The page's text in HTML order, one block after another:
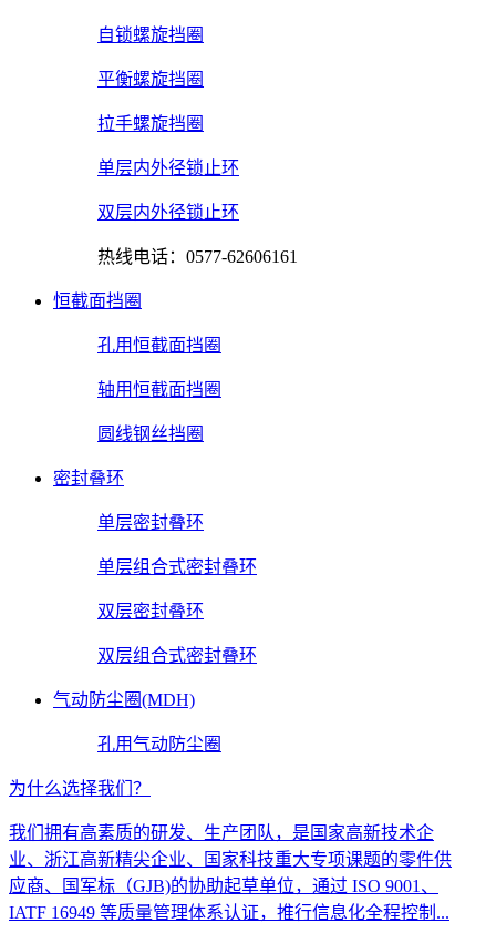
自锁螺旋挡圈
平衡螺旋挡圈
拉手螺旋挡圈
单层内外径锁止环
双层内外径锁止环
热线电话：0577-62606161
恒截面挡圈
孔用恒截面挡圈
轴用恒截面挡圈
圆线钢丝挡圈
密封叠环
单层密封叠环
单层组合式密封叠环
双层密封叠环
双层组合式密封叠环
气动防尘圈(MDH)
孔用气动防尘圈
为什么选择我们？
我们拥有高素质的研发、生产团队，是国家高新技术企
业、浙江高新精尖企业、国家科技重大专项课题的零件供
应商、国军标（GJB)的协助起草单位，通过 ISO 9001、
IATF 16949 等质量管理体系认证，推行信息化全程控制...